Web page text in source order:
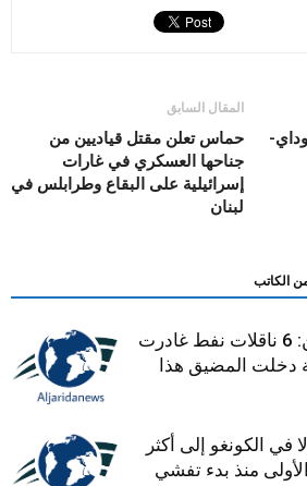
المقال السابق
حماس تعلن مقتل قياديين من
جناحها العسكري في غارات
إسرائيلية على البقاع وطرابلس في
لبنان
من الكاتب
شركة كيبلر لتتبع السفن: 6 ناقلات نفط غادرت
و21 سفينة دخلت المضيق هذا
في الكونغو إلى أكثر
الأولى منذ بدء تفشي